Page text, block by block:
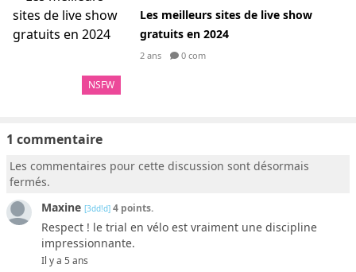
NSFW
Les meilleurs sites de live show
gratuits en 2024
2 ans 0 com
1 commentaire
Les commentaires pour cette discussion sont désormais
fermés.
Maxine [3dd!d] 4 points.
Respect ! le trial en vélo est vraiment une discipline
impressionnante.
Il y a 5 ans